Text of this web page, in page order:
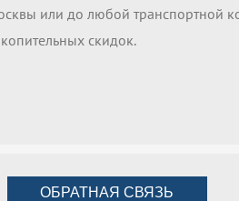
или до любой транспортной
скидок.
ОБРАТНАЯ СВЯЗЬ